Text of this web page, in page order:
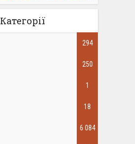
Категорії
294
250
1
18
6 084